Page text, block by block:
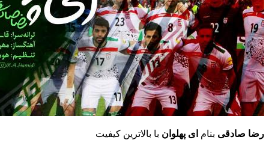
بنامای پهلوان با بالاترین کیفیت